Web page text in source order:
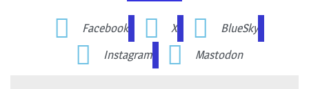
Facebook X
BlueSky
Instagram
Mastodon